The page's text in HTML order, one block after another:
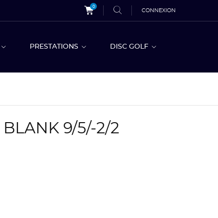
0
CONNEXION
PRESTATIONS DISC GOLF
BLANK 9/5/-2/2